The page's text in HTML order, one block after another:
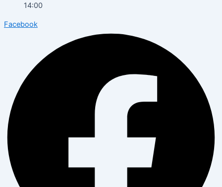
14:00
Facebook